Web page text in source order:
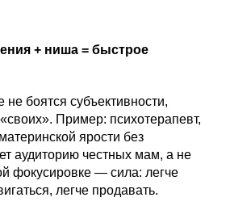
+ ниша = быстрое
не боятся субъективности,
Пример: психотерапевт,
ярости без
аудиторию честных мам, а не
фокусировке — сила: легче
легче продавать.